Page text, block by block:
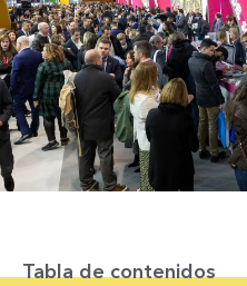
Tabla de contenidos